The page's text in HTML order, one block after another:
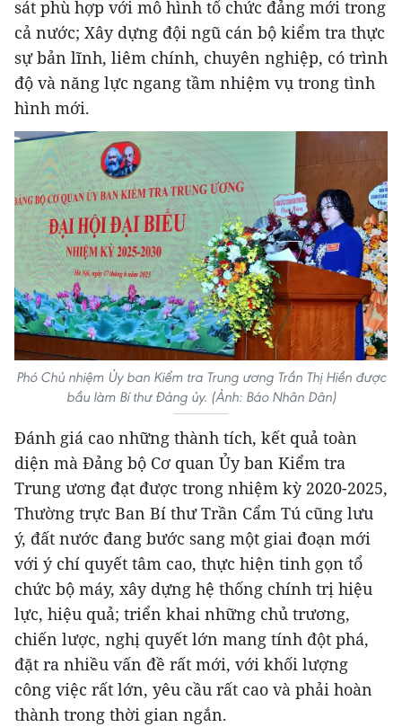
sát phù hợp với mô hình tổ chức đảng mới trong
cả nước; Xây dựng đội ngũ cán bộ kiểm tra thực
sự bản lĩnh, liêm chính, chuyên nghiệp, có trình
độ và năng lực ngang tầm nhiệm vụ trong tình
hình mới.
Phó Chủ nhiệm Ủy ban Kiểm tra Trung ương Trần Thị Hiền được
bầu làm Bí thư Đảng ủy. (Ảnh: Báo Nhân Dân)
Đánh giá cao những thành tích, kết quả toàn
diện mà Đảng bộ Cơ quan Ủy ban Kiểm tra
Trung ương đạt được trong nhiệm kỳ 2020-2025,
Thường trực Ban Bí thư Trần Cẩm Tú cũng lưu
ý, đất nước đang bước sang một giai đoạn mới
với ý chí quyết tâm cao, thực hiện tinh gọn tổ
chức bộ máy, xây dựng hệ thống chính trị hiệu
lực, hiệu quả; triển khai những chủ trương,
chiến lược, nghị quyết lớn mang tính đột phá,
đặt ra nhiều vấn đề rất mới, với khối lượng
công việc rất lớn, yêu cầu rất cao và phải hoàn
thành trong thời gian ngắn.